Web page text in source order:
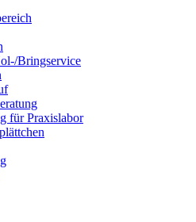
Bringservice
für Praxislabor